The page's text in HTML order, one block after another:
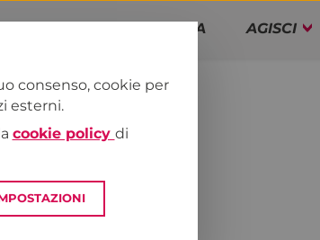
PROGRAMMA AGISCI
& MEDIA
consenso, cookie per
esterni.
cookie policy di